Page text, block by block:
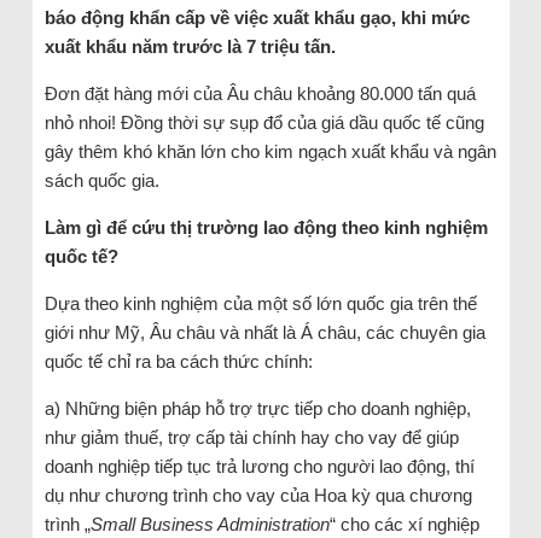
báo động khẩn cấp về việc xuất khẩu gạo, khi mức
xuất khẩu năm trước là 7 triệu tấn.
Đơn đặt hàng mới của Âu châu khoảng 80.000 tấn quá
nhỏ nhoi! Đồng thời sự sụp đổ của giá dầu quốc tế cũng
gây thêm khó khăn lớn cho kim ngạch xuất khẩu và ngân
sách quốc gia.
Làm gì để cứu thị trường lao động theo kinh nghiệm
quốc tế?
Dựa theo kinh nghiệm của một số lớn quốc gia trên thế
giới như Mỹ, Âu châu và nhất là Á châu, các chuyên gia
quốc tế chỉ ra ba cách thức chính:
a) Những biện pháp hỗ trợ trực tiếp cho doanh nghiệp,
như giảm thuế, trợ cấp tài chính hay cho vay để giúp
doanh nghiệp tiếp tục trả lương cho người lao động, thí
dụ như chương trình cho vay của Hoa kỳ qua chương
trình „Small Business Administration“ cho các xí nghiệp